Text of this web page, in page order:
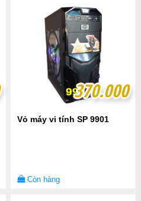
370.000
370.000
Vỏ máy vi tính SP 9901
Còn hàng